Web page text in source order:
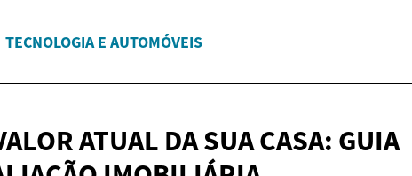
TECNOLOGIA E AUTOMÓVEIS
ATUAL DA SUA CASA: GUIA